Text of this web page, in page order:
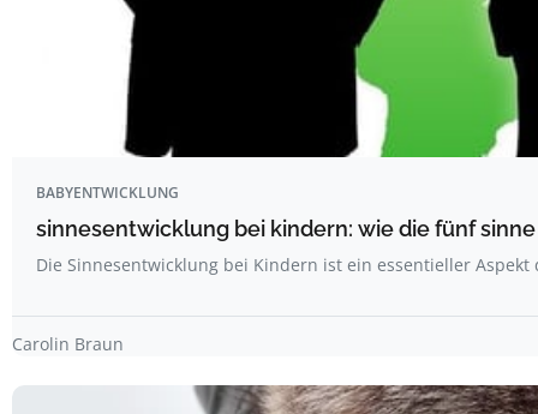
BABYENTWICKLUNG
sinnesentwicklung bei kindern: wie die fünf
Die Sinnesentwicklung bei Kindern ist ein essentieller Aspekt
Carolin Braun